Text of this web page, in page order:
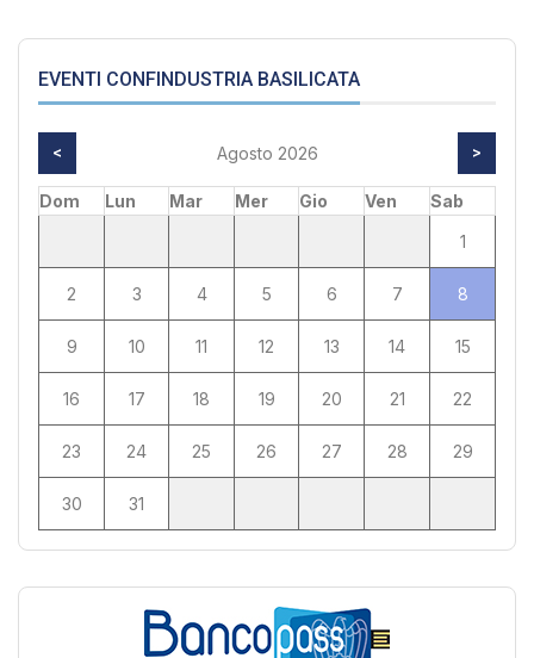
EVENTI CONFINDUSTRIA BASILICATA
< Agosto 2026 >
Dom Lun Mar Mer Gio Ven
Sab
1
2 3 4 5 6 7 8
9 10 11 12 13 14 15
16 17 18 19 20 21 22
23 24 25 26 27 28 29
30 31